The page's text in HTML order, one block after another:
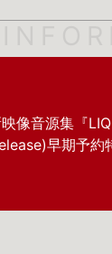
像音源集『
早期予約